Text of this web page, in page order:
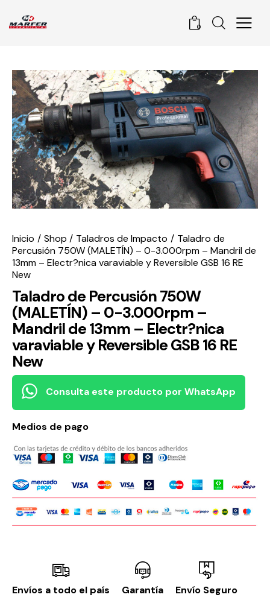
0
Inicio Shop Taladros de Impacto
Taladro de
Percusión 750W (MALETÍN) – 0-3.000rpm – Mandril de
13mm – Electr?nica varaviable y Reversible GSB 16 RE
New
Taladro de Percusión 750W
(MALETÍN) – 0-3.000rpm –
Mandril de 13mm – Electr?nica
varaviable y Reversible GSB 16 RE
New
Consulta este producto por WhatsApp
Medios de pago
Envíos a todo el país Garantía Envío Seguro